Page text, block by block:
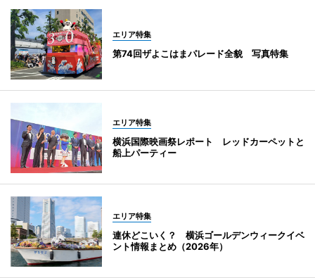
エリア特集
第74回ザよこはまパレード全貌 写真特集
エリア特集
横浜国際映画祭レポート レッドカーペットと
船上パーティー
エリア特集
連休どこいく？ 横浜ゴールデンウィークイベ
ント情報まとめ（2026年）